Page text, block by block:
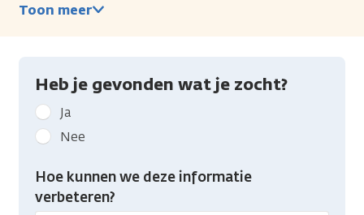
Toon meer
Heb je gevonden wat je zocht?
Geef
kanker.nl
feedback:
Heb
gevonden
Ja
Nee
Hoe kunnen we deze informatie
verbeteren?